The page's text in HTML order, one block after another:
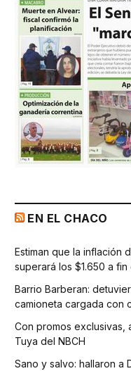
EN EL CHACO
Estiman que la inflación
superará los $1.650 a fin
Barrio Barberan:
camioneta cargada con
Con promos exclusivas,
Tuya del NBCH
Sano y salvo: hallaron a